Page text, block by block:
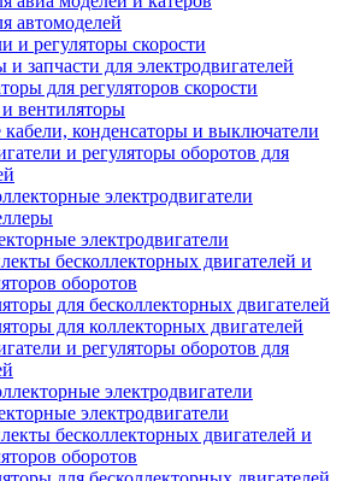
автомоделей
и регуляторы скорости
и запчасти для электродвигателей
для регуляторов скорости
вентиляторы
конденсаторы и выключатели
и регуляторы оборотов для
электродвигатели
электродвигатели
бесколлекторных двигателей и
оборотов
для бесколлекторных двигателей
для коллекторных двигателей
и регуляторы оборотов для
электродвигатели
электродвигатели
бесколлекторных двигателей и
оборотов